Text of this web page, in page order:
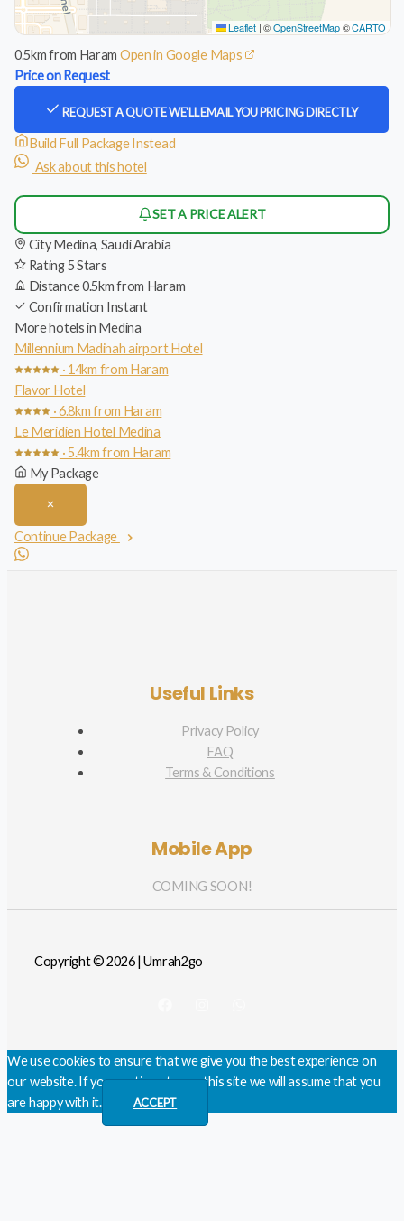
Leaflet |©OpenStreetMap©CARTO
0.5km from Haram Open in Google Maps
Price on Request
REQUEST A QUOTEWE'LL EMAIL YOU PRICING DIRECTLY
Build Full Package Instead
Ask about this hotel
SET A PRICE ALERT
CityMedina, Saudi Arabia
Rating5 Stars
Distance0.5km from Haram
Confirmation Instant
More hotels in Medina
Millennium Madinah airport Hotel
· 14km from Haram
Flavor Hotel
· 6.8km from Haram
Le Meridien Hotel Medina
· 5.4km from Haram
My Package
Continue Package
Useful Links
Privacy Policy
FAQ
Terms & Conditions
Mobile App
COMING SOON!
Copyright © 2026 | Umrah2go
We use cookies to ensure that we give you the best experience on
our website. If you continue to use this site we will assume that you
are happy with it.
ACCEPT